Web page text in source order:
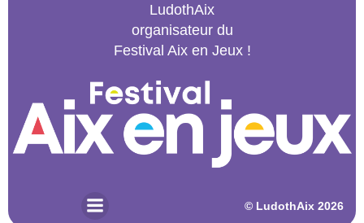
LudothAix
organisateur du
Festival Aix en Jeux !
© LudothAix 2026